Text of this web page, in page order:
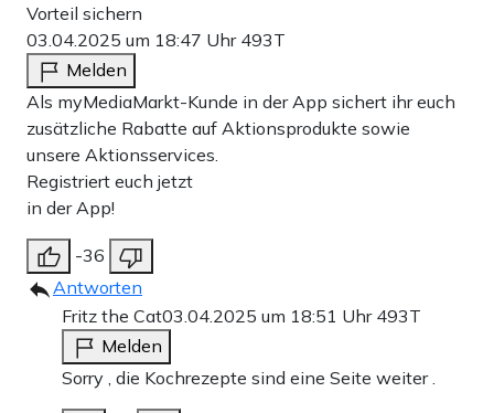
Vorteil sichern
03.04.2025 um 18:47 Uhr 493T
Melden
Als myMediaMarkt-Kunde in der App sichert ihr euch
zusätzliche Rabatte auf Aktionsprodukte sowie
unsere Aktionsservices.
Registriert euch jetzt
in der App!
-36
Antworten
Fritz the Cat03.04.2025 um 18:51 Uhr 493T
Melden
Sorry , die Kochrezepte sind eine Seite weiter .